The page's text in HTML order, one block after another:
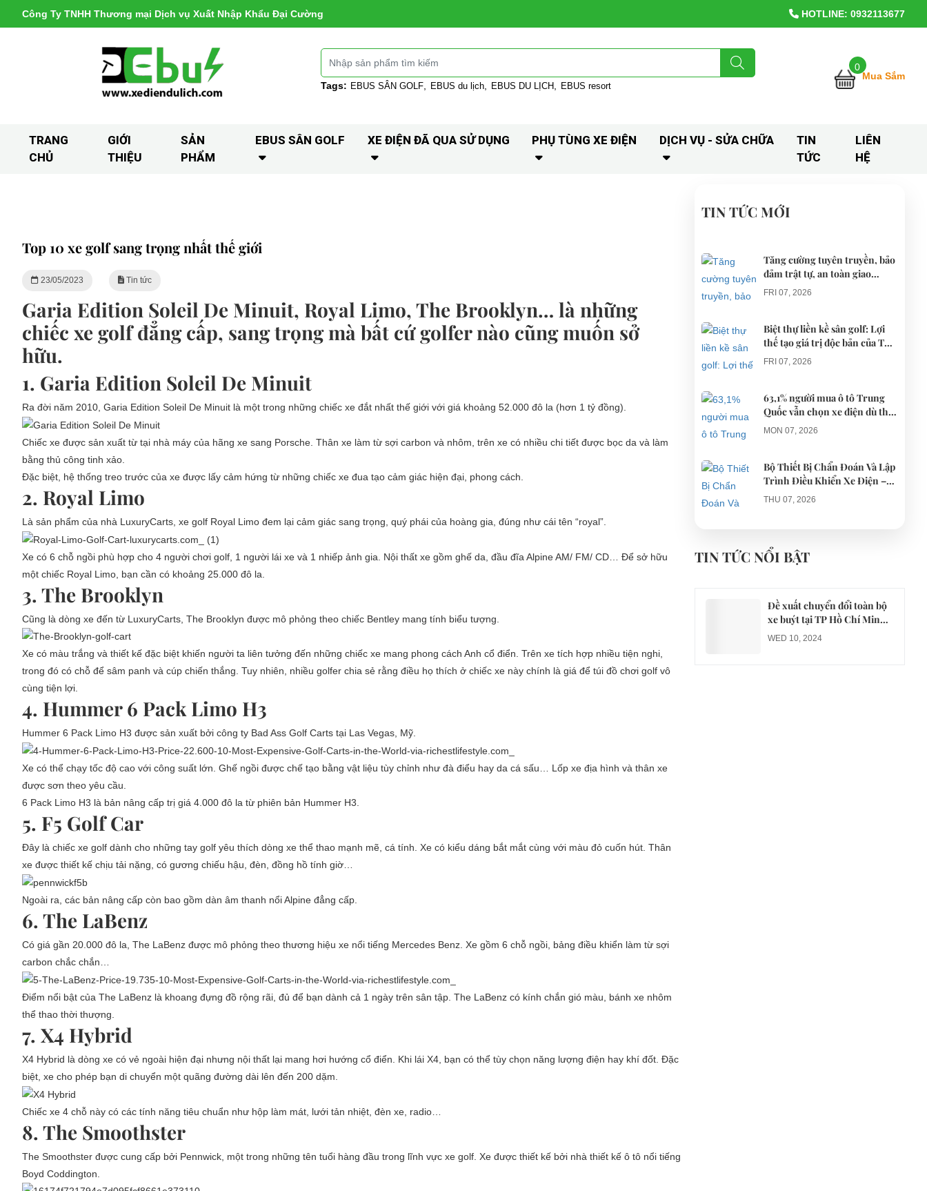
Công Ty TNHH Thương mại Dịch vụ Xuất Nhập Khẩu Đại Cường HOTLINE: 0932113677
Tags: EBUS SÂN GOLF EBUS du lịch EBUS DU LỊCH EBUS resort
0
Mua Sắm
TRANG
CHỦ
GIỚI
THIỆU
SẢN
PHẨM
EBUS SÂN GOLF XE ĐIỆN ĐÃ QUA SỬ DỤNG PHỤ TÙNG XE ĐIỆN DỊCH VỤ - SỬA CHỮA
TIN
TỨC
LIÊN
HỆ
Top 10 xe golf sang trọng nhất thế giới
23/05/2023 Tin tức
Garia Edition Soleil De Minuit, Royal Limo, The Brooklyn… là những
chiếc xe golf đẳng cấp, sang trọng mà bất cứ golfer nào cũng muốn sở
hữu.
1. Garia Edition Soleil De Minuit
Ra đời năm 2010, Garia Edition Soleil De Minuit là một trong những chiếc xe đắt nhất thế giới với giá khoảng 52.000 đô la (hơn 1 tỷ đồng).
Chiếc xe được sản xuất từ tại nhà máy của hãng xe sang Porsche. Thân xe làm từ sợi carbon và nhôm, trên xe có nhiều chi tiết được bọc da và làm
bằng thủ công tinh xảo.
Đặc biệt, hệ thống treo trước của xe được lấy cảm hứng từ những chiếc xe đua tạo cảm giác hiện đại, phong cách.
2. Royal Limo
Là sản phẩm của nhà LuxuryCarts, xe golf Royal Limo đem lại cảm giác sang trọng, quý phái của hoàng gia, đúng như cái tên “royal”.
Xe có 6 chỗ ngồi phù hợp cho 4 người chơi golf, 1 người lái xe và 1 nhiếp ảnh gia. Nội thất xe gồm ghế da, đầu đĩa Alpine AM/ FM/ CD… Để sở hữu
một chiếc Royal Limo, bạn cần có khoảng 25.000 đô la.
3. The Brooklyn
Cũng là dòng xe đến từ LuxuryCarts, The Brooklyn được mô phỏng theo chiếc Bentley mang tính biểu tượng.
Xe có màu trắng và thiết kế đặc biệt khiến người ta liên tưởng đến những chiếc xe mang phong cách Anh cổ điển. Trên xe tích hợp nhiều tiện nghi,
trong đó có chỗ để sâm panh và cúp chiến thắng. Tuy nhiên, nhiều golfer chia sẻ rằng điều họ thích ở chiếc xe này chính là giá để túi đồ chơi golf vô
cùng tiện lợi.
4. Hummer 6 Pack Limo H3
Hummer 6 Pack Limo H3 được sản xuất bởi công ty Bad Ass Golf Carts tại Las Vegas, Mỹ.
Xe có thể chạy tốc độ cao với công suất lớn. Ghế ngồi được chế tạo bằng vật liệu tùy chỉnh như đà điểu hay da cá sấu… Lốp xe địa hình và thân xe
được sơn theo yêu cầu.
6 Pack Limo H3 là bản nâng cấp trị giá 4.000 đô la từ phiên bản Hummer H3.
5. F5 Golf Car
Đây là chiếc xe golf dành cho những tay golf yêu thích dòng xe thể thao mạnh mẽ, cá tính. Xe có kiểu dáng bắt mắt cùng với màu đỏ cuốn hút. Thân
xe được thiết kế chịu tải nặng, có gương chiếu hậu, đèn, đồng hồ tính giờ…
Ngoài ra, các bản nâng cấp còn bao gồm dàn âm thanh nổi Alpine đẳng cấp.
6. The LaBenz
Có giá gần 20.000 đô la, The LaBenz được mô phỏng theo thương hiệu xe nổi tiếng Mercedes Benz. Xe gồm 6 chỗ ngồi, bảng điều khiển làm từ sợi
carbon chắc chắn…
Điểm nổi bật của The LaBenz là khoang đựng đồ rộng rãi, đủ để bạn dành cả 1 ngày trên sân tập. The LaBenz có kính chắn gió màu, bánh xe nhôm
thể thao thời thượng.
7. X4 Hybrid
X4 Hybrid là dòng xe có vẻ ngoài hiện đại nhưng nội thất lại mang hơi hướng cổ điển. Khi lái X4, bạn có thể tùy chọn năng lượng điện hay khí đốt. Đặc
biệt, xe cho phép bạn di chuyển một quãng đường dài lên đến 200 dặm.
Chiếc xe 4 chỗ này có các tính năng tiêu chuẩn như hộp làm mát, lưới tản nhiệt, đèn xe, radio…
8. The Smoothster
The Smoothster được cung cấp bởi Pennwick, một trong những tên tuổi hàng đầu trong lĩnh vực xe golf. Xe được thiết kế bởi nhà thiết kế ô tô nổi tiếng
Boyd Coddington.
TIN TỨC MỚI
Tăng cường tuyên truyền, bảo
đảm trật tự, an toàn giao
thông khi thí điểm xe điện 4
bánh phục vụ du lịch
FRI 07, 2026
Biệt thự liền kề sân golf: Lợi
thế tạo giá trị độc bản của The
AGULA Tây Ninh
FRI 07, 2026
63,1% người mua ô tô Trung
Quốc vẫn chọn xe điện dù thị
trường tháng 7 hạ nhiệt
MON 07, 2026
Bộ Thiết Bị Chẩn Đoán Và Lập
Trình Điều Khiển Xe Điện –
Giải Pháp Bảo Trì Chuyên
Nghiệp
THU 07, 2026
điện du lịch gây gổ khi đón du
khách ở Quy Nhơn
TIN TỨC NỔI BẬT
Đề xuất chuyển đổi toàn bộ
xe buýt tại TP Hồ Chí Minh
sang xe điện từ năm 2026
WED 10, 2024